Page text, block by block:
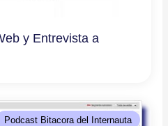
y Entrevista a
Podcast Bitacora del Internauta